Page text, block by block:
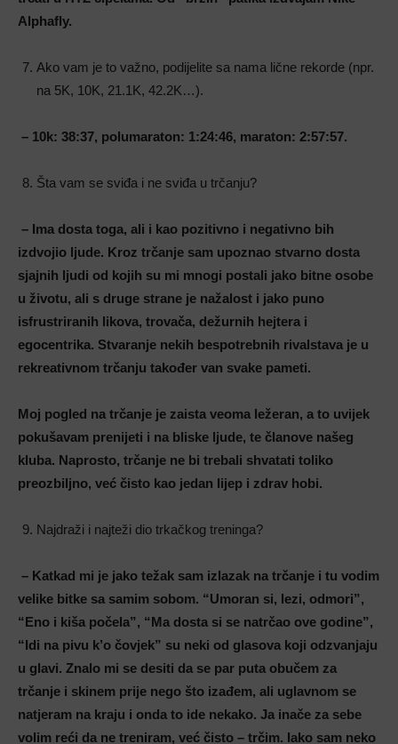
Alphafly.
Ako vam je to važno, podijelite sa nama lične rekorde (npr.
na 5K, 10K, 21.1K, 42.2K…).
– 10k: 38:37, polumaraton: 1:24:46, maraton: 2:57:57.
Šta vam se sviđa i ne sviđa u trčanju?
– Ima dosta toga, ali i kao pozitivno i negativno bih
izdvojio ljude. Kroz trčanje sam upoznao stvarno dosta
sjajnih ljudi od kojih su mi mnogi postali jako bitne osobe
u životu, ali s druge strane je nažalost i jako puno
isfrustriranih likova, trovača, dežurnih hejtera i
egocentrika. Stvaranje nekih bespotrebnih rivalstava je u
rekreativnom trčanju također van svake pameti.
Moj pogled na trčanje je zaista veoma ležeran, a to uvijek
pokušavam prenijeti i na bliske ljude, te članove našeg
kluba. Naprosto, trčanje ne bi trebali shvatati toliko
preozbiljno, već čisto kao jedan lijep i zdrav hobi.
Najdraži i najteži dio trkačkog treninga?
– Katkad mi je jako težak sam izlazak na trčanje i tu vodim
velike bitke sa samim sobom. “Umoran si, lezi, odmori”,
“Eno i kiša počela”, “Ma dosta si se natrčao ove godine”,
“Idi na pivu k’o čovjek” su neki od glasova koji odzvanjaju
u glavi. Znalo mi se desiti da se par puta obučem za
trčanje i skinem prije nego što izađem, ali uglavnom se
natjeram na kraju i onda to ide nekako. Ja inače za sebe
volim reći da ne treniram, već čisto – trčim. Iako sam neko